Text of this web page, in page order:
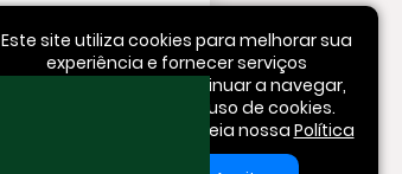
Este site utiliza cookies para melhorar sua
experiência e fornecer serviços
personalizados. Ao continuar a navegar,
você concorda com o uso de cookies.
Para mais informações, leia nossa Política